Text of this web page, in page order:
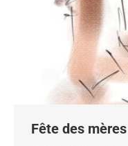
Fête des mères